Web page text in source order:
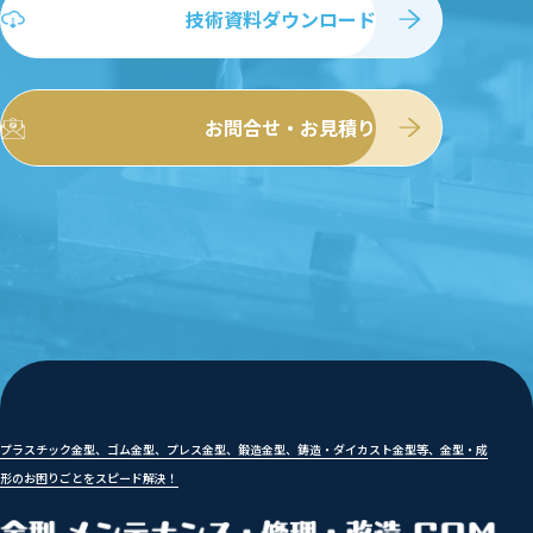
技術資料ダウンロード
お問合せ・お見積り
プラスチック金型、ゴム金型、プレス金型、鍛造金型、鋳造・ダイカスト金型等、金型・成
形のお困りごとをスピード解決！